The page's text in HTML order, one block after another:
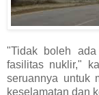
"Tidak boleh
fasilitas nuklir,"
seruannya untuk
keselamatan dan